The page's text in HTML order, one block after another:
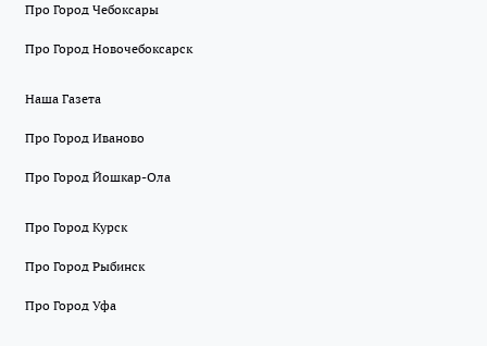
Про Город Чебоксары
Про Город Новочебоксарск
Наша Газета
Про Город Иваново
Про Город Йошкар-Ола
Про Город Курск
Про Город Рыбинск
Про Город Уфа